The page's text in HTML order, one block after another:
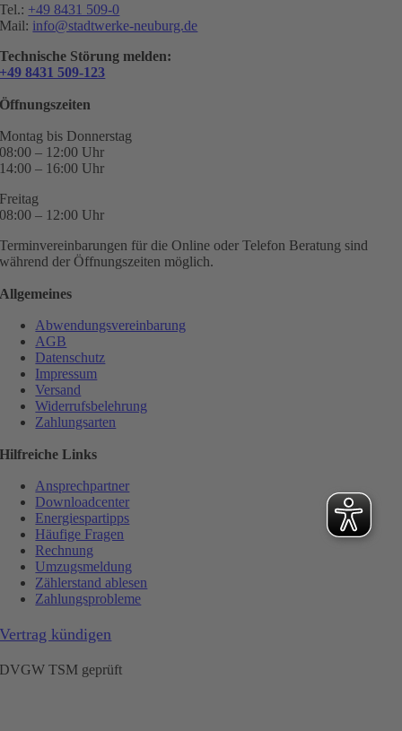
Tel.: +49 8431 509-0
Mail: info@stadtwerke-neuburg.de
Technische Störung melden:
+49 8431 509-123
Öffnungszeiten
Montag bis Donnerstag
08:00 – 12:00 Uhr
14:00 – 16:00 Uhr
Freitag
08:00 – 12:00 Uhr
Terminvereinbarungen für die Online oder Telefon Beratung sind
während der Öffnungszeiten möglich.
Allgemeines
Abwendungsvereinbarung
AGB
Datenschutz
Impressum
Versand
Widerrufsbelehrung
Zahlungsarten
Hilfreiche Links
Ansprechpartner
Downloadcenter
Energiespartipps
Häufige Fragen
Rechnung
Umzugsmeldung
Zählerstand ablesen
Zahlungsprobleme
Vertrag kündigen
DVGW TSM geprüft